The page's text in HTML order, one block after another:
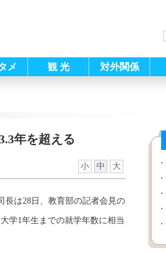
メ 観 光 対外関係
年を超える
小 中 大
長は28日、教育部の記者会見の
学1年生までの就学年数に相当